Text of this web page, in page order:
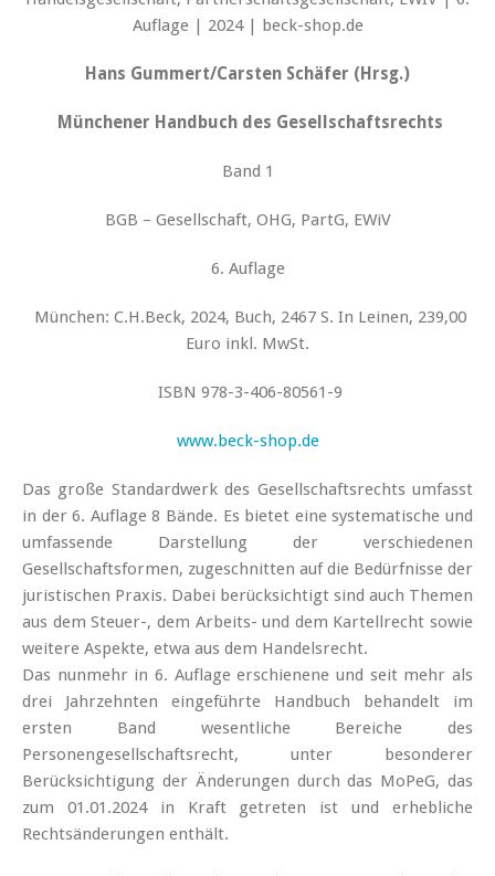
Hans Gummert/Carsten Schäfer (Hrsg.)
Münchener Handbuch des Gesellschaftsrechts
Band 1
BGB – Gesellschaft, OHG, PartG, EWiV
6. Auflage
München: C.H.Beck, 2024, Buch, 2467 S. In Leinen, 239,00
Euro inkl. MwSt.
ISBN 978-3-406-80561-9
www.beck-shop.de
Das große Standardwerk des Gesellschaftsrechts umfasst
in der 6. Auflage 8 Bände. Es bietet eine systematische und
umfassende Darstellung der verschiedenen
Gesellschaftsformen, zugeschnitten auf die Bedürfnisse der
juristischen Praxis. Dabei berücksichtigt sind auch Themen
aus dem Steuer-, dem Arbeits- und dem Kartellrecht sowie
weitere Aspekte, etwa aus dem Handelsrecht.
Das nunmehr in 6. Auflage erschienene und seit mehr als
drei Jahrzehnten eingeführte Handbuch behandelt im
ersten Band wesentliche Bereiche des
Personengesellschaftsrecht, unter besonderer
Berücksichtigung der Änderungen durch das MoPeG, das
zum 01.01.2024 in Kraft getreten ist und erhebliche
Rechtsänderungen enthält.